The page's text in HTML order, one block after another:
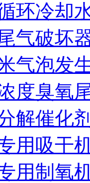
环冷却
气破坏
气泡发
度臭氧
解催化
用吸干
用制氧